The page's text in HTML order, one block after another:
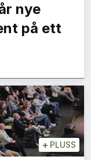
nye
på ett
+ PLUSS